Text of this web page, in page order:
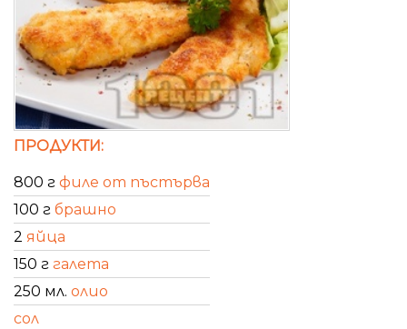
ПРОДУКТИ:
800 г филе от пъстърва
100 г брашно
2 яйца
150 г галета
250 мл. олио
сол